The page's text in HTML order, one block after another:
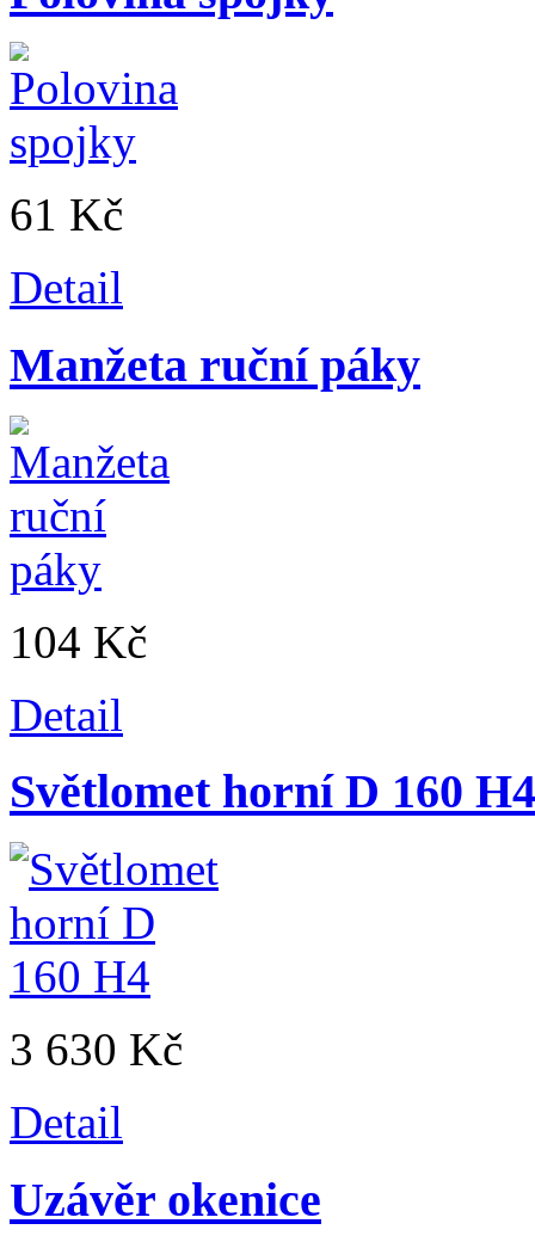
61 Kč
Detail
Manžeta ruční páky
104 Kč
Detail
Světlomet horní D 160 H4
3 630 Kč
Detail
Uzávěr okenice